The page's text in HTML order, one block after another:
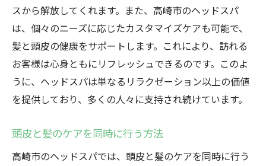
スから解放してくれます。また、高崎市のヘッドスパ
は、個々のニーズに応じたカスタマイズケアも可能で、
髪と頭皮の健康をサポートします。これにより、訪れる
お客様は心身ともにリフレッシュできるのです。このよ
うに、ヘッドスパは単なるリラクゼーション以上の価値
を提供しており、多くの人々に支持され続けています。
頭皮と髪のケアを同時に行う方法
高崎市のヘッドスパでは、頭皮と髪のケアを同時に行う